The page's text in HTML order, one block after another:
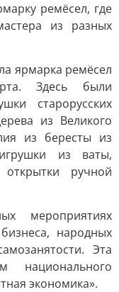
ремёсел, где
из разных
ярмарка ремёсел
Здесь были
старорусских
из Великого
из бересты из
из ваты,
ручной
мероприятиях
народных
Эта
национального
экономика».